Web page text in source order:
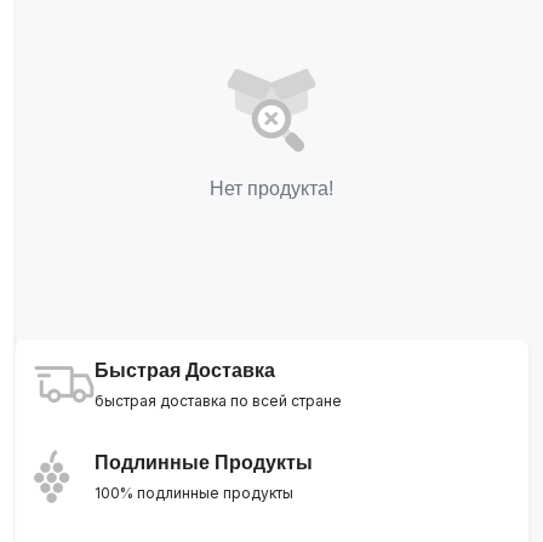
Нет продукта!
Быстрая Доставка
быстрая доставка по всей стране
Подлинные Продукты
100% подлинные продукты